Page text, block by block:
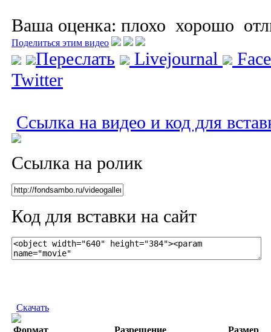
Ваша оценка: плохо хорошо
Поделиться этим видео
Переслать Livejournal
Twitter
Ссылка на видео и код для
Ссылка на ролик
Код для вставки на сайт
Скачать
Формат Разрешение Размер